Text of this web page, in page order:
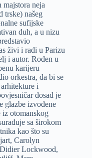
neja
trske) našeg
sufijske
duh, a u nizu
živi i radi u Parizu
i autor. Rođen u
karijeru
orkestra, da bi se
i
dosad je
glazbe izvođene
iz otomanskog
sa širokom
kao što su
Carolyn
Lockwood,